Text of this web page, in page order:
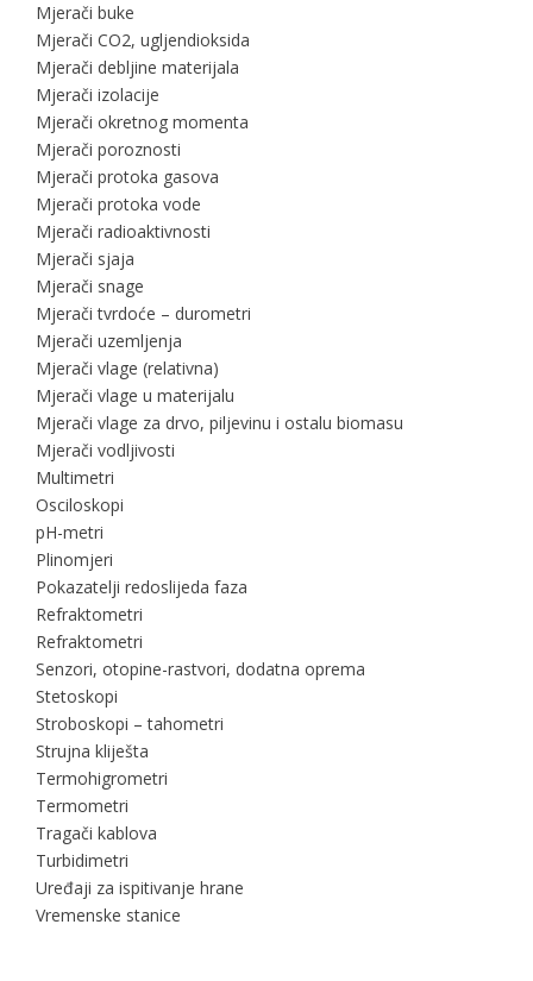
Mjerači buke
Mjerači CO2, ugljendioksida
Mjerači debljine materijala
Mjerači izolacije
Mjerači okretnog momenta
Mjerači poroznosti
Mjerači protoka gasova
Mjerači protoka vode
Mjerači radioaktivnosti
Mjerači sjaja
Mjerači snage
Mjerači tvrdoće – durometri
Mjerači uzemljenja
Mjerači vlage (relativna)
Mjerači vlage u materijalu
Mjerači vlage za drvo, piljevinu i ostalu biomasu
Mjerači vodljivosti
Multimetri
Osciloskopi
pH-metri
Plinomjeri
Pokazatelji redoslijeda faza
Refraktometri
Refraktometri
Senzori, otopine-rastvori, dodatna oprema
Stetoskopi
Stroboskopi – tahometri
Strujna kliješta
Termohigrometri
Termometri
Tragači kablova
Turbidimetri
Uređaji za ispitivanje hrane
Vremenske stanice